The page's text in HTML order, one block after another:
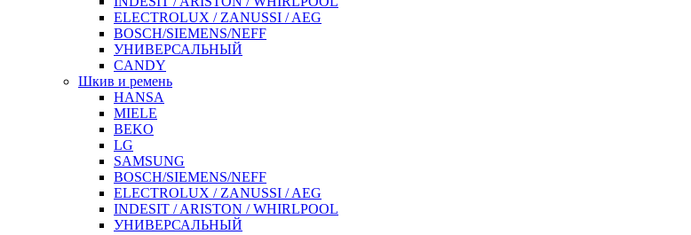
ELECTROLUX / ZANUSSI / AEG
BOSCH/SIEMENS/NEFF
УНИВЕРСАЛЬНЫЙ
CANDY
Шкив и ремень
HANSA
MIELE
BEKO
LG
SAMSUNG
BOSCH/SIEMENS/NEFF
ELECTROLUX / ZANUSSI / AEG
INDESIT / ARISTON / WHIRLPOOL
УНИВЕРСАЛЬНЫЙ